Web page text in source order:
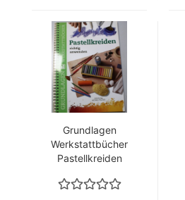
Grundlagen
Werkstattbücher
Pastellkreiden